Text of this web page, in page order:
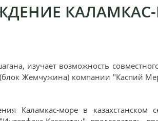
изучает возможность
Жемчужина) компании "Каспий
Каламкас-море в казахстанском